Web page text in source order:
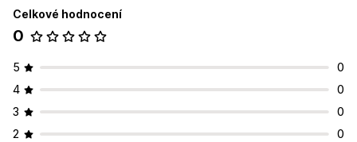
Celkové hodnocení
0
5
0
4
0
3
0
2
0